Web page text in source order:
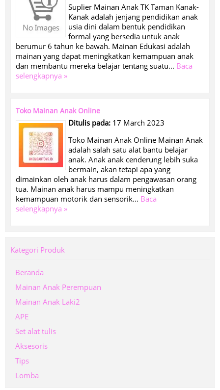
Suplier Mainan Anak TK Taman Kanak-
Kanak adalah jenjang pendidikan anak
usia dini dalam bentuk pendidikan
formal yang bersedia untuk anak
berumur 6 tahun ke bawah. Mainan Edukasi adalah
mainan yang dapat meningkatkan kemampuan anak
dan membantu mereka belajar tentang suatu... Baca
selengkapnya »
Toko Mainan Anak Online
Ditulis pada: 17 March 2023
Toko Mainan Anak Online Mainan Anak
adalah salah satu alat bantu belajar
anak. Anak anak cenderung lebih suka
bermain, akan tetapi apa yang
dimainkan oleh anak harus dalam pengawasan orang
tua. Mainan anak harus mampu meningkatkan
kemampuan motorik dan sensorik... Baca
selengkapnya »
Kategori Produk
Beranda
Mainan Anak Perempuan
Mainan Anak Laki2
APE
Set alat tulis
Aksesoris
Tips
Lomba